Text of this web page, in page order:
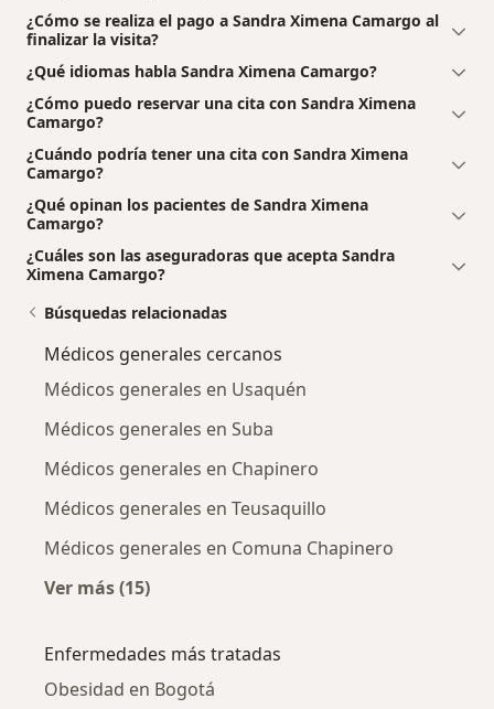
¿Cómo se realiza el pago a Sandra Ximena Camargo al
finalizar la visita?
¿Qué idiomas habla Sandra Ximena Camargo?
¿Cómo puedo reservar una cita con Sandra Ximena
Camargo?
¿Cuándo podría tener una cita con Sandra Ximena
Camargo?
¿Qué opinan los pacientes de Sandra Ximena
Camargo?
¿Cuáles son las aseguradoras que acepta Sandra
Ximena Camargo?
Búsquedas relacionadas
Médicos generales cercanos
Médicos generales en Usaquén
Médicos generales en Suba
Médicos generales en Chapinero
Médicos generales en Teusaquillo
Médicos generales en Comuna Chapinero
Ver más (15)
Enfermedades más tratadas
Obesidad en Bogotá